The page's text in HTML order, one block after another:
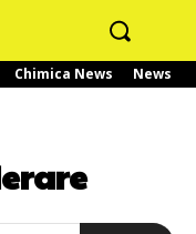
Chimica News News